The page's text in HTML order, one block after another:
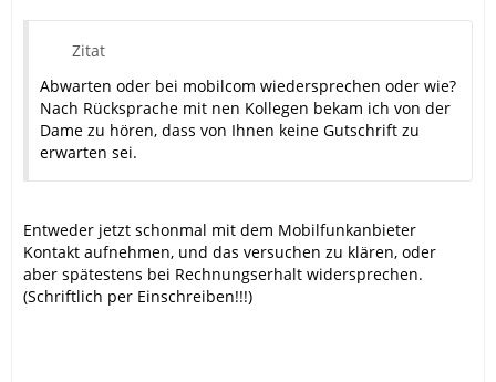
Zitat
Abwarten oder bei mobilcom wiedersprechen oder wie?
Nach Rücksprache mit nen Kollegen bekam ich von der
Dame zu hören, dass von Ihnen keine Gutschrift zu
erwarten sei.
Entweder jetzt schonmal mit dem Mobilfunkanbieter
Kontakt aufnehmen, und das versuchen zu klären, oder
aber spätestens bei Rechnungserhalt widersprechen.
(Schriftlich per Einschreiben!!!)